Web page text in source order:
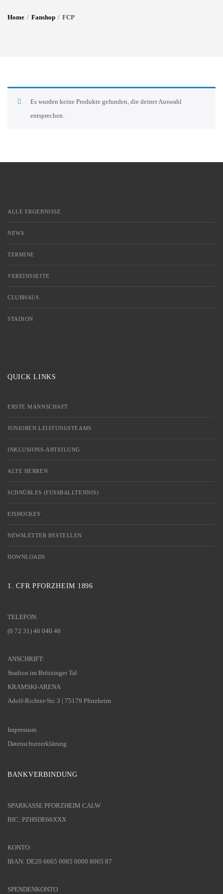
Home Fanshop FCP
Es wurden keine Produkte gefunden, die deiner Auswahl
entsprechen.
ALLE ERGEBNISSE
NEWS
TERMINE
VEREINSSEITE
CLUBHAUS
STADION
QUICK LINKS
ERSTE MANNSCHAFT
JUNIOREN LEISTUNGSTEAMS
INKLUSIONS-ABTEILUNG
ALTE HERREN
SCHNÜRLES (FUSSBALLTENNIS)
EISHOCKEY
NEWSLETTER BESTELLEN
DOWNLOADS
1. CFR PFORZHEIM 1896
TELEFON:
(0 72 31) 46 040 46
ANSCHRIFT:
Stadion im Brötzinger Tal
KRAMSKI-ARENA
Adolf-Richter-Str. 3 | 75179 Pforzheim
Impressum
Datenschutzerklärung
BANKVERBINDUNG
SPARKASSE PFORZHEIM CALW
BIC: PZHSDE66XXX
KONTO:
IBAN: DE20 6665 0085 0000 8065 87
SPENDENKONTO